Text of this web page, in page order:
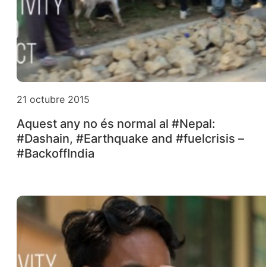
21 octubre 2015
Aquest any no és normal al #Nepal:
#Dashain, #Earthquake and #fuelcrisis –
#BackoffIndia